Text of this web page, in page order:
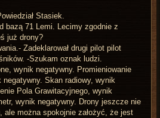
Stasiek.
bazą 71 Lemi. Lecimy zgodnie z
już drony?
Zadeklarował drugi pilot pilot
-Szukam oznak ludzi.
wynik negatywny. Promieniowanie
Skan radiowy, wynik
Pola Grawitacyjnego, wynik
wynik negatywny. Drony jeszcze nie
ale można spokojnie założyć, że jest